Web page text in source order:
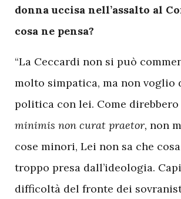
donna uccisa nell’assalto al
cosa ne pensa?
“La Ceccardi non si può
molto simpatica, ma non voglio
politica con lei. Come
minimis non curat praetor, non
cose minori, Lei non sa che
troppo presa dall’ideologia.
difficoltà del fronte dei